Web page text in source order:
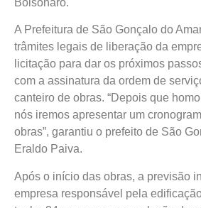
Bolsonaro.
A Prefeitura de São Gonçalo do
trâmites legais de liberação da
licitação para dar os próximos
com a assinatura da ordem de
canteiro de obras. “Depois que
nós iremos apresentar um
obras”, garantiu o prefeito de São
Eraldo Paiva.
Após o início das obras, a previsão
empresa responsável pela